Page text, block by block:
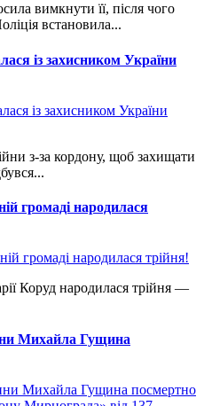
вимкнути її, після чого
встановила...
із захисником України
з-за кордону, щоб захищати
громаді народилася
Коруд народилася трійня —
Михайла Гущина